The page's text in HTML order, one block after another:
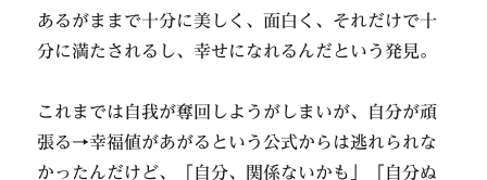
あるがままで十分に美しく、面白く、それだけで十
分に満たされるし、幸せになれるんだという発見。
これまでは自我が奪回しようがしまいが、自分が頑
張る→幸福値があがるという公式からは逃れられな
かったんだけど、「自分、関係ないかも」「自分ぬ